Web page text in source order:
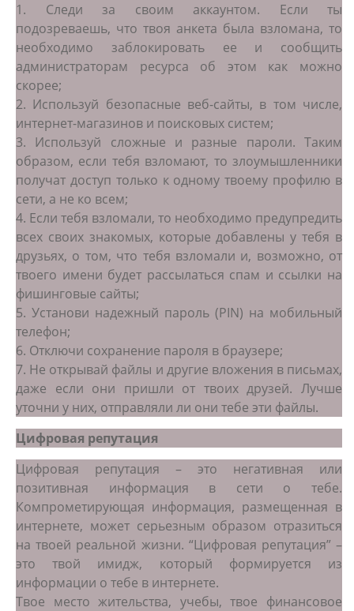
1. Следи за своим аккаунтом. Если ты
подозреваешь, что твоя анкета была взломана, то
необходимо заблокировать ее и сообщить
администраторам ресурса об этом как можно
скорее;
2. Используй безопасные веб-сайты, в том числе,
интернет-магазинов и поисковых систем;
3. Используй сложные и разные пароли. Таким
образом, если тебя взломают, то злоумышленники
получат доступ только к одному твоему профилю в
сети, а не ко всем;
4. Если тебя взломали, то необходимо предупредить
всех своих знакомых, которые добавлены у тебя в
друзьях, о том, что тебя взломали и, возможно, от
твоего имени будет рассылаться спам и ссылки на
фишинговые сайты;
5. Установи надежный пароль (PIN) на мобильный
телефон;
6. Отключи сохранение пароля в браузере;
7. Не открывай файлы и другие вложения в письмах,
даже если они пришли от твоих друзей. Лучше
уточни у них, отправляли ли они тебе эти файлы.
Цифровая репутация
Цифровая репутация – это негативная или
позитивная информация в сети о тебе.
Компрометирующая информация, размещенная в
интернете, может серьезным образом отразиться
на твоей реальной жизни. “Цифровая репутация” –
это твой имидж, который формируется из
информации о тебе в интернете.
Твое место жительства, учебы, твое финансовое